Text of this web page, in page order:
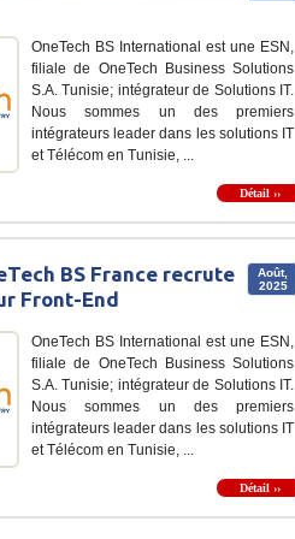
OneTech BS International est une ESN,
filiale de OneTech Business Solutions
S.A. Tunisie; intégrateur de Solutions IT.
Nous sommes un des premiers
intégrateurs leader dans les solutions IT
et Télécom en Tunisie, ...
Détail ››
Août,
2025
BS France recrute
Front-End
OneTech BS International est une ESN,
filiale de OneTech Business Solutions
S.A. Tunisie; intégrateur de Solutions IT.
Nous sommes un des premiers
intégrateurs leader dans les solutions IT
et Télécom en Tunisie, ...
Détail ››